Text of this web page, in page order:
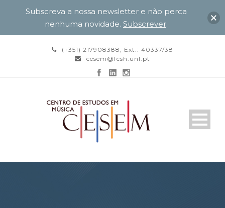
(+351) 217908388, Ext.: 40337/38
cesem@fcsh.unl.pt
Subscreva a nossa newsletter e não perca
nenhuma novidade. Subscrever.